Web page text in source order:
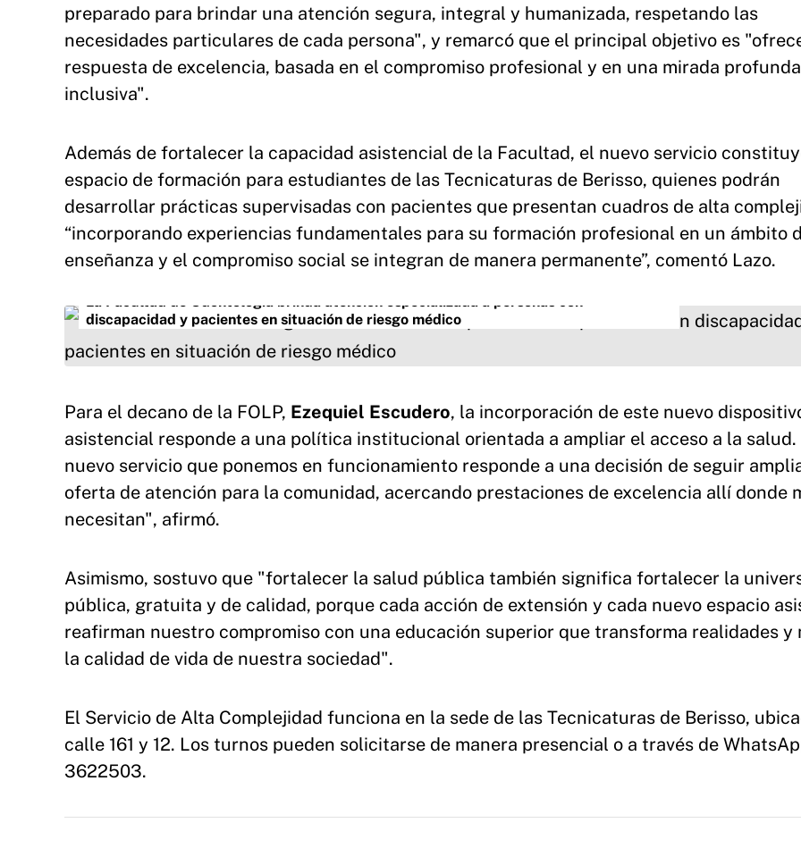
preparado para brindar una atención segura, integral y humanizada, respetando las
necesidades particulares de cada persona", y remarcó que el principal objetivo es
respuesta de excelencia, basada en el compromiso profesional y en una mirada
inclusiva".
Además de fortalecer la capacidad asistencial de la Facultad, el nuevo servicio
espacio de formación para estudiantes de las Tecnicaturas de Berisso, quienes podrán
desarrollar prácticas supervisadas con pacientes que presentan cuadros de alta
“incorporando experiencias fundamentales para su formación profesional en un ámbito
enseñanza y el compromiso social se integran de manera permanente”, comentó Lazo.
La Facultad de Odontología brinda atención especializada a personas con
discapacidad y pacientes en situación de riesgo médico
Para el decano de la FOLP, Ezequiel Escudero, la incorporación de este nuevo
asistencial responde a una política institucional orientada a ampliar el acceso a la salud.
nuevo servicio que ponemos en funcionamiento responde a una decisión de seguir
oferta de atención para la comunidad, acercando prestaciones de excelencia allí donde
necesitan", afirmó.
Asimismo, sostuvo que "fortalecer la salud pública también significa fortalecer la
pública, gratuita y de calidad, porque cada acción de extensión y cada nuevo espacio
reafirman nuestro compromiso con una educación superior que transforma realidades y
la calidad de vida de nuestra sociedad".
El Servicio de Alta Complejidad funciona en la sede de las Tecnicaturas de Berisso,
calle 161 y 12. Los turnos pueden solicitarse de manera presencial o a través de
3622503.